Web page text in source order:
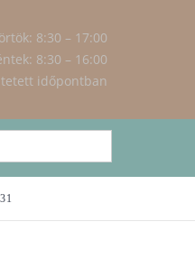
8:30 – 17:00
8:30 – 16:00
időpontban